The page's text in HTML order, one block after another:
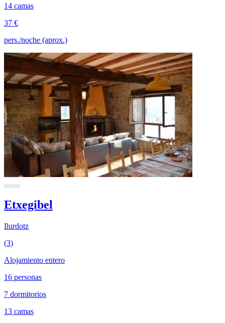
14 camas
37 €
pers./noche (aprox.)
Etxegibel
Ilurdotz
(3)
Alojamiento entero
16 personas
7 dormitorios
13 camas